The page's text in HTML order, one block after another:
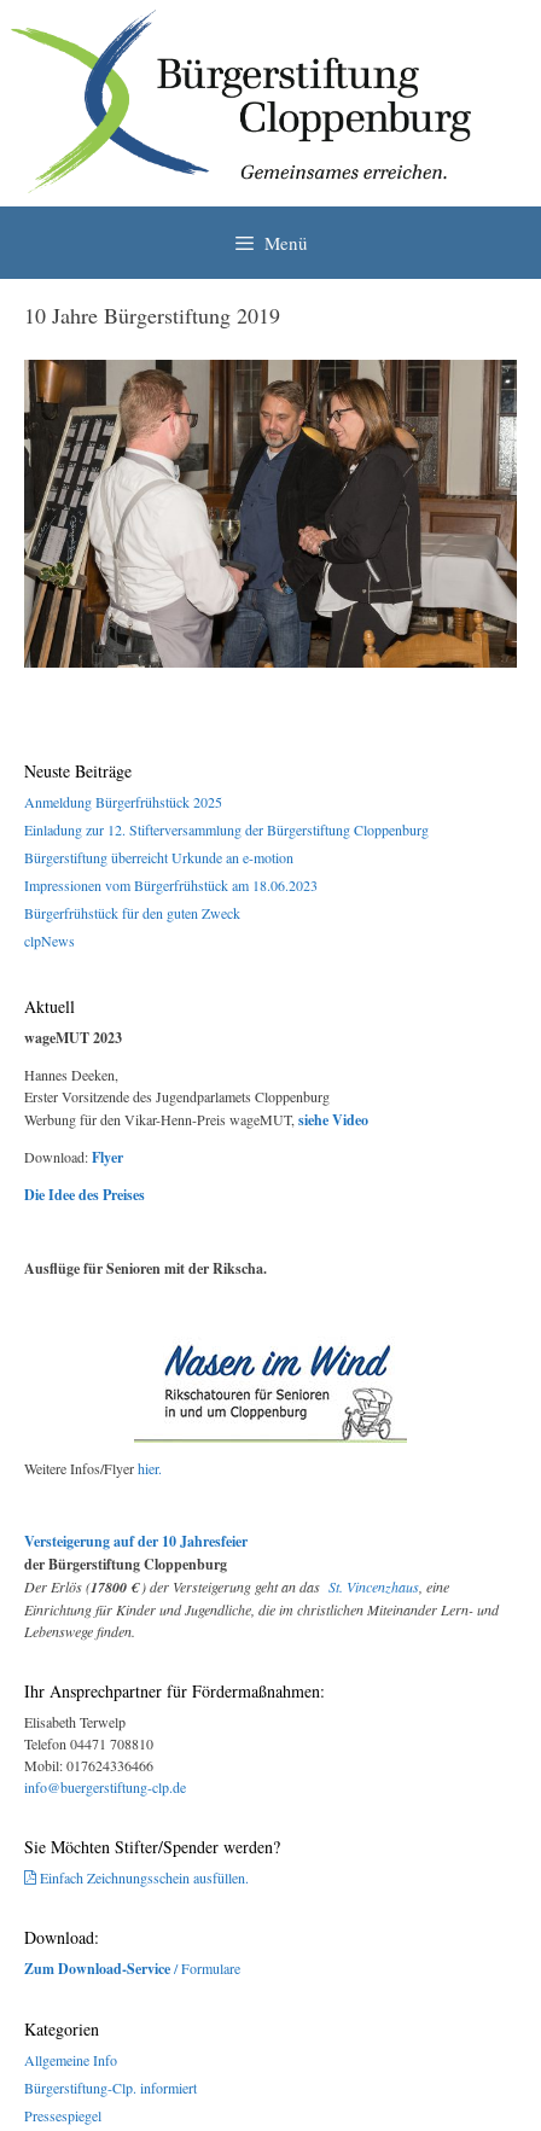
Inhalt
springen
Menü
10 Jahre Bürgerstiftung 2019
Neuste Beiträge
Anmeldung Bürgerfrühstück 2025
Einladung zur 12. Stifterversammlung der Bürgerstiftung Cloppenburg
Bürgerstiftung überreicht Urkunde an e-motion
Impressionen vom Bürgerfrühstück am 18.06.2023
Bürgerfrühstück für den guten Zweck
clpNews
Aktuell
wageMUT 2023
Hannes Deeken,
Erster Vorsitzende des Jugendparlamets Cloppenburg
Werbung für den Vikar-Henn-Preis wageMUT, siehe Video
Download:Flyer
Die Idee des Preises
Ausflüge für Senioren mit der Rikscha.
Weitere Infos/Flyerhier.
Versteigerung auf der 10 Jahresfeier
der Bürgerstiftung Cloppenburg
Der Erlös (17800 €) der Versteigerung geht an das St. Vincenzhaus , eine
Einrichtung für Kinder und Jugendliche, die im christlichen Miteinander Lern- und
Lebenswege finden.
Ihr Ansprechpartner für Fördermaßnahmen:
Elisabeth Terwelp
Telefon 04471 708810
Mobil: 017624336466
info@buergerstiftung-clp.de
Sie Möchten Stifter/Spender werden?
Einfach Zeichnungsschein ausfüllen.
Download:
Zum Download-Service/ Formulare
Kategorien
Allgemeine Info
Bürgerstiftung-Clp. informiert
Pressespiegel